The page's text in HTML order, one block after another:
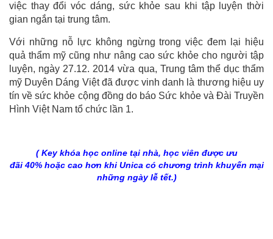
việc thay đổi vóc dáng, sức khỏe sau khi tập luyện thời
gian ngắn tại trung tâm.
Với những nỗ lực không ngừng trong việc đem lại hiệu
quả thẩm mỹ cũng như nâng cao sức khỏe cho người tập
luyện, ngày 27.12. 2014 vừa qua, Trung tâm thể dục thẩm
mỹ Duyên Dáng Việt đã được vinh danh là thương hiệu uy
tín về sức khỏe cộng đồng do báo Sức khỏe và Đài Truyền
Hình Việt Nam tổ chức lần 1.
( Key khóa học online tại nhà, học viên được ưu
đãi 40% hoặc cao hơn khi Unica có chương trình khuyến mại
những ngày lễ tết.)